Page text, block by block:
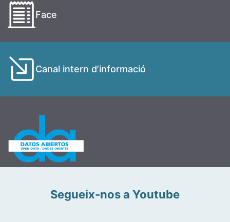
Face
Canal intern d’informació
Segueix-nos a Youtube